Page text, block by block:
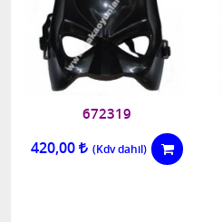
672319
420,00